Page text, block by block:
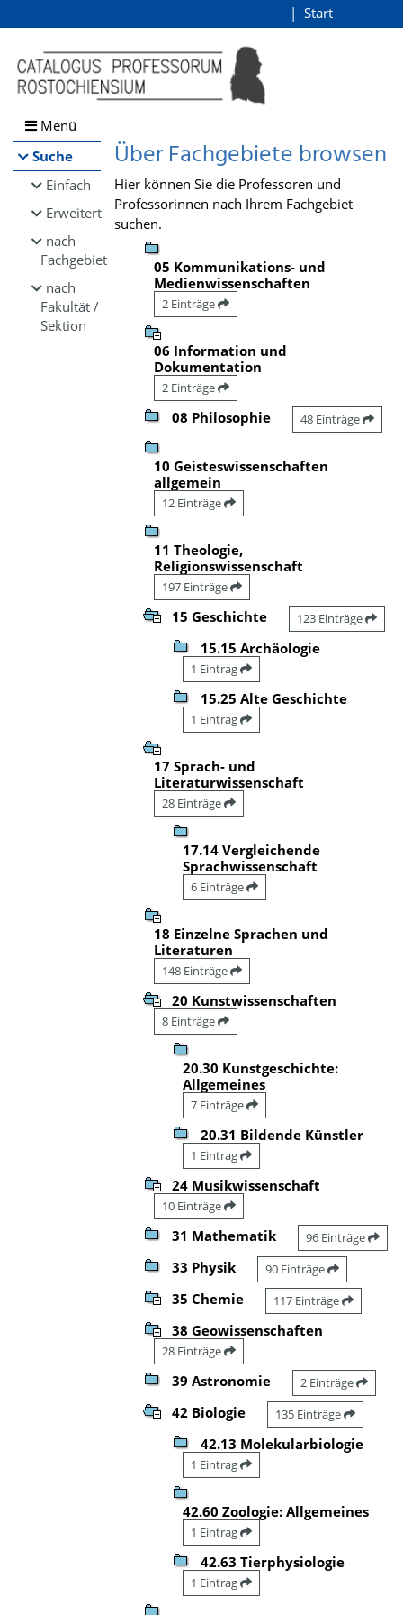
Browsen
direkt zum Inhalt
Start
Menü
Suche
Einfach
Erweitert
nach
Fachgebiet
nach
Fakultät /
Sektion
Über Fachgebiete browsen
Hier können Sie die Professoren und
Professorinnen nach Ihrem Fachgebiet
suchen.
05 Kommunikations- und
Medienwissenschaften
2 Einträge
06 Information und
Dokumentation
2 Einträge
08 Philosophie 48 Einträge
10 Geisteswissenschaften
allgemein
12 Einträge
11 Theologie,
Religionswissenschaft
197 Einträge
15 Geschichte 123 Einträge
15.15 Archäologie
1 Eintrag
15.25 Alte Geschichte
1 Eintrag
17 Sprach- und
Literaturwissenschaft
28 Einträge
17.14 Vergleichende
Sprachwissenschaft
6 Einträge
18 Einzelne Sprachen und
Literaturen
148 Einträge
20 Kunstwissenschaften
8 Einträge
20.30 Kunstgeschichte:
Allgemeines
7 Einträge
20.31 Bildende Künstler
1 Eintrag
24 Musikwissenschaft
10 Einträge
31 Mathematik 96 Einträge
33 Physik 90 Einträge
35 Chemie 117 Einträge
38 Geowissenschaften
28 Einträge
39 Astronomie 2 Einträge
42 Biologie 135 Einträge
42.13 Molekularbiologie
1 Eintrag
42.60 Zoologie: Allgemeines
1 Eintrag
42.63 Tierphysiologie
1 Eintrag